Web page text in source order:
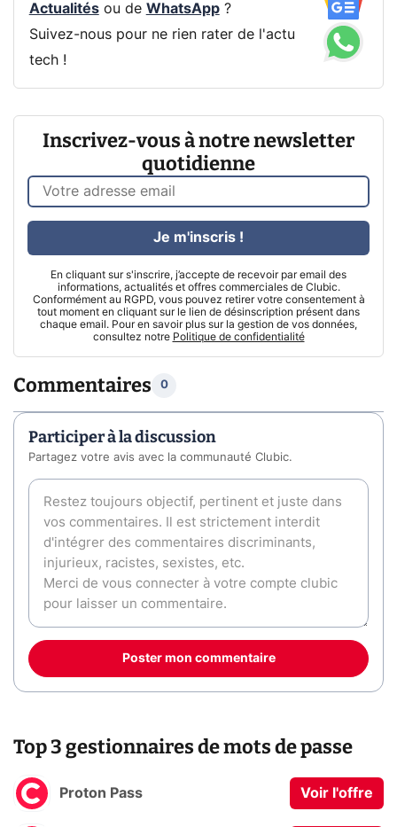
Actualitésou de WhatsApp?
Suivez-nous pour ne rien rater de l'actu
tech !
Inscrivez-vous à notre newsletter
quotidienne
En cliquant sur s'inscrire, j’accepte de recevoir par email des
informations, actualités et offres commerciales de Clubic.
Conformément au RGPD, vous pouvez retirer votre consentement à
tout moment en cliquant sur le lien de désinscription présent dans
chaque email. Pour en savoir plus sur la gestion de vos données,
consultez notre Politique de confidentialité
Je m'inscris !
Commentaires 0
Participer à la discussion
Partagez votre avis avec la communauté Clubic.
Poster mon commentaire
Top 3 gestionnaires de mots de passe
Proton Pass Voir l'offre